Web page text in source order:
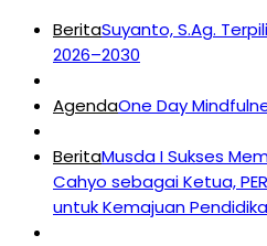
BeritaSuyanto, S.Ag.
2026–2030
AgendaOne Day
BeritaMusda I Sukses
Cahyo sebagai Ketua,
untuk Kemajuan